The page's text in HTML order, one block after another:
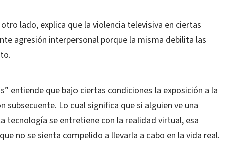
lado, explica que la violencia televisiva en ciertas
agresión interpersonal porque la misma debilita las
entiende que bajo ciertas condiciones la exposición a la
subsecuente. Lo cual significa que si alguien ve una
tecnología se entretiene con la realidad virtual, esa
no se sienta compelido a llevarla a cabo en la vida real.